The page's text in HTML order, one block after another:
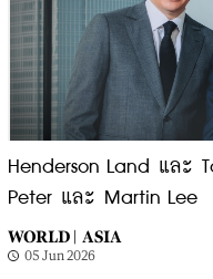
Henderson Land และ
Peter และ Martin Lee
WORLD | ASIA
05 Jun 2026